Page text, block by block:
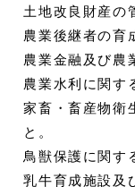
土地改良財産の
農業後継者の育
農業金融及び農
農業水利に関す
家畜・畜産物衛
と。
鳥獣保護に関す
乳牛育成施設及